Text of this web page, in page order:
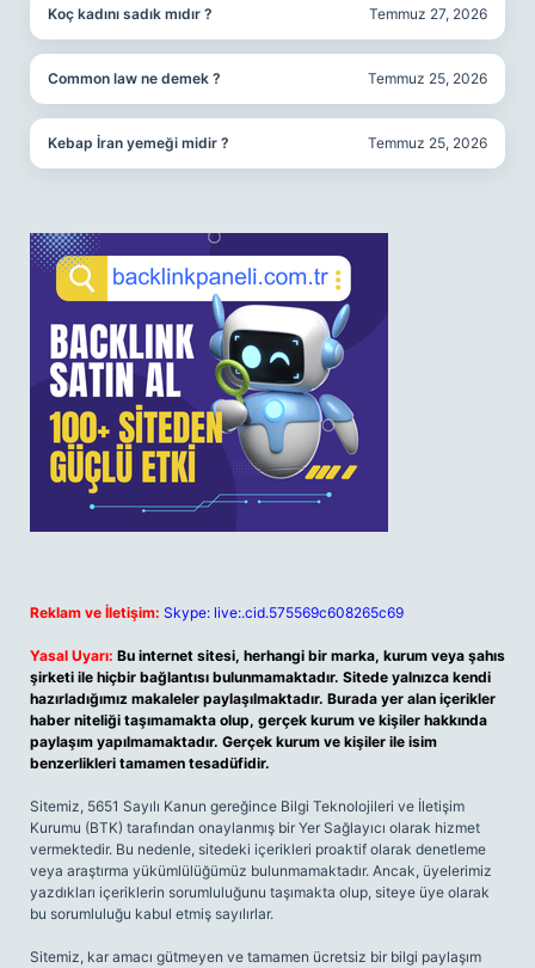
Koç kadını sadık mıdır ? Temmuz 27, 2026
Common law ne demek ? Temmuz 25, 2026
Kebap İran yemeği midir ? Temmuz 25, 2026
Reklam ve İletişim: Skype: live:.cid.575569c608265c69
Yasal Uyarı: Bu internet sitesi, herhangi bir marka, kurum veya şahıs
şirketi ile hiçbir bağlantısı bulunmamaktadır. Sitede yalnızca kendi
hazırladığımız makaleler paylaşılmaktadır. Burada yer alan içerikler
haber niteliği taşımamakta olup, gerçek kurum ve kişiler hakkında
paylaşım yapılmamaktadır. Gerçek kurum ve kişiler ile isim
benzerlikleri tamamen tesadüfidir.
Sitemiz, 5651 Sayılı Kanun gereğince Bilgi Teknolojileri ve İletişim
Kurumu (BTK) tarafından onaylanmış bir Yer Sağlayıcı olarak hizmet
vermektedir. Bu nedenle, sitedeki içerikleri proaktif olarak denetleme
veya araştırma yükümlülüğümüz bulunmamaktadır. Ancak, üyelerimiz
yazdıkları içeriklerin sorumluluğunu taşımakta olup, siteye üye olarak
bu sorumluluğu kabul etmiş sayılırlar.
Sitemiz, kar amacı gütmeyen ve tamamen ücretsiz bir bilgi paylaşım